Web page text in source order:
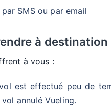
SMS ou par email
à destination
à vous :
est effectué peu de
annulé Vueling.